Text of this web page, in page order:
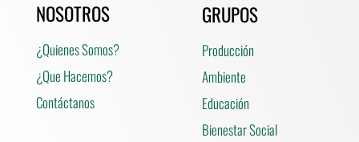
NOSOTROS
¿Quienes Somos?
¿Que Hacemos?
Contáctanos
GRUPOS
Producción
Ambiente
Educación
Bienestar Social